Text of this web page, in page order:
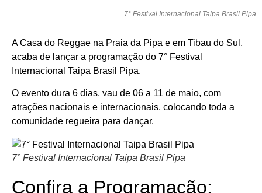
7° Festival Internacional Taipa Brasil Pipa
A Casa do Reggae na Praia da Pipa e em Tibau do Sul,
acaba de lançar a programação do 7° Festival
Internacional Taipa Brasil Pipa.
O evento dura 6 dias, vau de 06 a 11 de maio, com
atrações nacionais e internacionais, colocando toda a
comunidade regueira para dançar.
7° Festival Internacional Taipa Brasil Pipa
Confira a Programação: